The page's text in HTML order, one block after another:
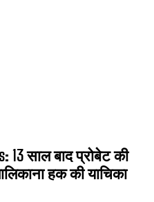
13 साल बाद प्रोबेट की
हक की याचिका